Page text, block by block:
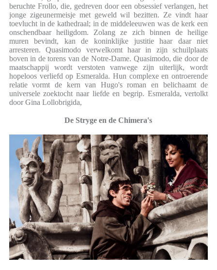
beruchte Frollo, die, gedreven door een obsessief verlangen, het
jonge zigeunermeisje met geweld wil bezitten. Ze vindt haar
toevlucht in de kathedraal; in de middeleeuwen was de kerk een
onschendbaar heiligdom. Zolang ze zich binnen de heilige
muren bevindt, kan de koninklijke justitie haar daar niet
arresteren. Quasimodo verwelkomt haar in zijn schuilplaats
boven in de torens van de Notre-Dame. Quasimodo, die door de
maatschappij wordt verstoten vanwege zijn uiterlijk, wordt
hopeloos verliefd op Esmeralda. Hun complexe en ontroerende
relatie vormt de kern van Hugo's roman en belichaamt de
universele zoektocht naar liefde en begrip. Esmeralda, vertolkt
door Gina Lollobrigida,
De Stryge en de Chimera's